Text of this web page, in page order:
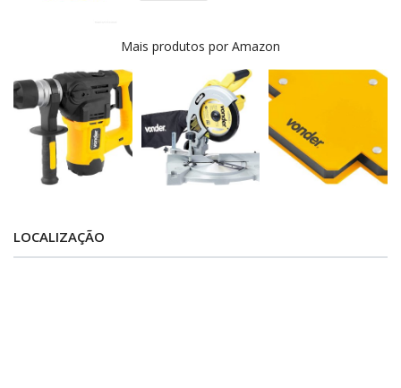
Mais produtos por Amazon
LOCALIZAÇÃO